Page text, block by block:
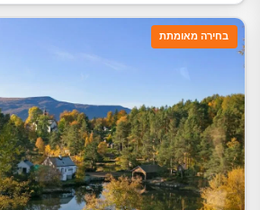
בחירה מאומתת